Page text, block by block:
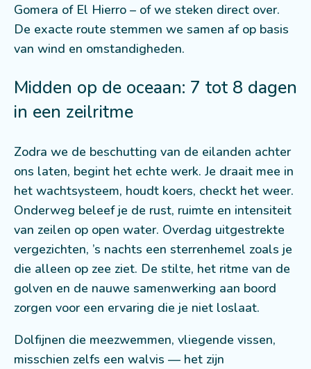
Gomera of El Hierro – of we steken direct over.
De exacte route stemmen we samen af op basis
van wind en omstandigheden.
Midden op de oceaan: 7 tot 8 dagen
in een zeilritme
Zodra we de beschutting van de eilanden achter
ons laten, begint het echte werk. Je draait mee in
het wachtsysteem, houdt koers, checkt het weer.
Onderweg beleef je de rust, ruimte en intensiteit
van zeilen op open water. Overdag uitgestrekte
vergezichten, ’s nachts een sterrenhemel zoals je
die alleen op zee ziet. De stilte, het ritme van de
golven en de nauwe samenwerking aan boord
zorgen voor een ervaring die je niet loslaat.
Dolfijnen die meezwemmen, vliegende vissen,
misschien zelfs een walvis — het zijn